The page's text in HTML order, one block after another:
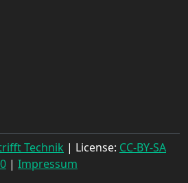
Technik | License: CC-BY-SA
| Impressum